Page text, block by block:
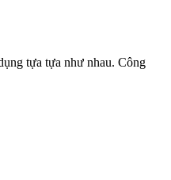
tựa tựa như nhau. Công